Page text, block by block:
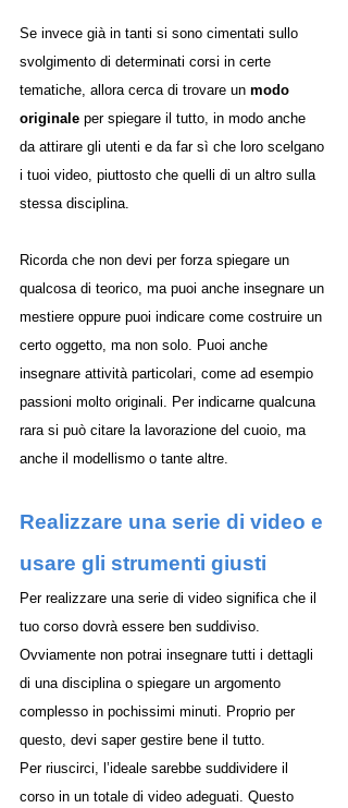
Se invece già in tanti si sono cimentati sullo
svolgimento di determinati corsi in certe
tematiche, allora cerca di trovare un modo
originale per spiegare il tutto, in modo anche
da attirare gli utenti e da far sì che loro scelgano
i tuoi video, piuttosto che quelli di un altro sulla
stessa disciplina.
Ricorda che non devi per forza spiegare un
qualcosa di teorico, ma puoi anche insegnare un
mestiere oppure puoi indicare come costruire un
certo oggetto, ma non solo. Puoi anche
insegnare attività particolari, come ad esempio
passioni molto originali. Per indicarne qualcuna
rara si può citare la lavorazione del cuoio, ma
anche il modellismo o tante altre.
Realizzare una serie di video e
usare gli strumenti giusti
Per realizzare una serie di video significa che il
tuo corso dovrà essere ben suddiviso.
Ovviamente non potrai insegnare tutti i dettagli
di una disciplina o spiegare un argomento
complesso in pochissimi minuti. Proprio per
questo, devi saper gestire bene il tutto.
Per riuscirci, l’ideale sarebbe suddividere il
corso in un totale di video adeguati. Questo